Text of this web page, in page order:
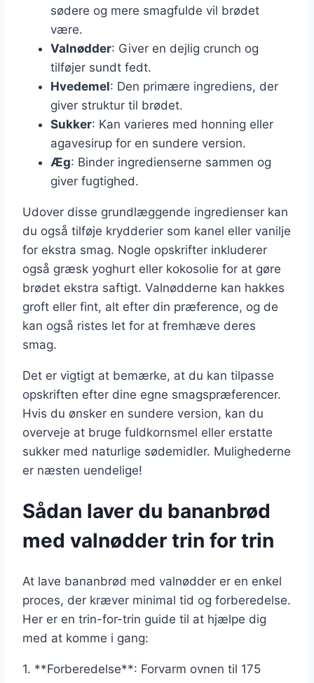
sødere og mere smagfulde vil brødet
være.
Valnødder: Giver en dejlig crunch og
tilføjer sundt fedt.
Hvedemel: Den primære ingrediens, der
giver struktur til brødet.
Sukker: Kan varieres med honning eller
agavesirup for en sundere version.
Æg: Binder ingredienserne sammen og
giver fugtighed.
Udover disse grundlæggende ingredienser kan
du også tilføje krydderier som kanel eller vanilje
for ekstra smag. Nogle opskrifter inkluderer
også græsk yoghurt eller kokosolie for at gøre
brødet ekstra saftigt. Valnødderne kan hakkes
groft eller fint, alt efter din præference, og de
kan også ristes let for at fremhæve deres
smag.
Det er vigtigt at bemærke, at du kan tilpasse
opskriften efter dine egne smagspræferencer.
Hvis du ønsker en sundere version, kan du
overveje at bruge fuldkornsmel eller erstatte
sukker med naturlige sødemidler. Mulighederne
er næsten uendelige!
Sådan laver du bananbrød
med valnødder trin for trin
At lave bananbrød med valnødder er en enkel
proces, der kræver minimal tid og forberedelse.
Her er en trin-for-trin guide til at hjælpe dig
med at komme i gang:
1. **Forberedelse**: Forvarm ovnen til 175